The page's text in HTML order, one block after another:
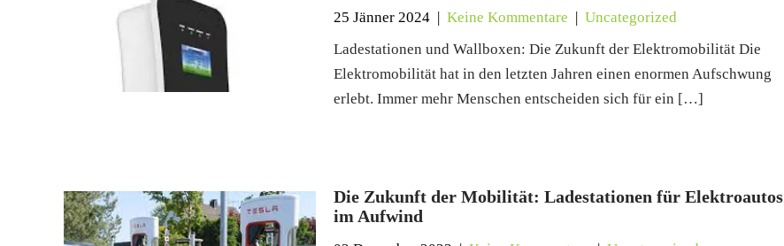
25 Jänner 2024 |Keine Kommentare |Uncategorized
Ladestationen und Wallboxen: Die Zukunft der Elektromobilität Die
Elektromobilität hat in den letzten Jahren einen enormen Aufschwung
erlebt. Immer mehr Menschen entscheiden sich für ein […]
Die Zukunft der Mobilität: Ladestationen für Elektroautos
im Aufwind